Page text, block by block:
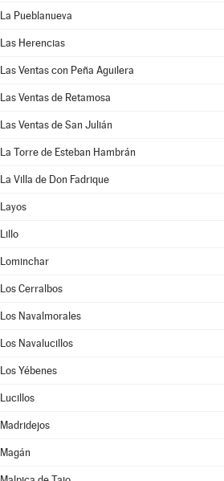
La Pueblanueva
Las Herencias
Las Ventas con Peña Aguilera
Las Ventas de Retamosa
Las Ventas de San Julián
La Torre de Esteban Hambrán
La Villa de Don Fadrique
Layos
Lillo
Lominchar
Los Cerralbos
Los Navalmorales
Los Navalucillos
Los Yébenes
Lucillos
Madridejos
Magán